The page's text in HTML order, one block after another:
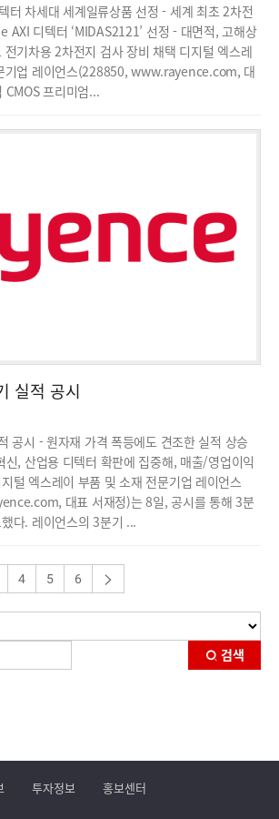
터 차세대 세계일류상품 선정 - 세계 최초 2차전
AXI 디텍터 ‘MIDAS2121’ 선정 - 대면적, 고해상
전기차용 2차전지 검사 장비 채택 디지털 엑스레
기업 레이언스(228850, www.rayence.com, 대
CMOS 프리미엄...
실적 공시
공시 - 원자재 가격 폭등에도 견조한 실적 상승
신, 산업용 디텍터 확판에 집중해, 매출/영업이익
털 엑스레이 부품 및 소재 전문기업 레이언스
대표 서재정)는 8일, 공시를 통해 3분
다. 레이언스의 3분기 ...
4 5 6
검색
투자정보
홍보센터